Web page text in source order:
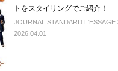
トをスタイリングでご紹介！
JOURNAL STANDARD L'ESSAGE
2026.04.01